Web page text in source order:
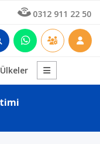
0312 911 22 50
Ülkeler